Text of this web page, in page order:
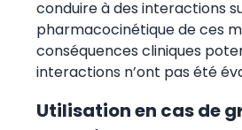
conduire à des interactions
pharmacocinétique de ces
conséquences cliniques
interactions n’ont pas été
Utilisation en cas de